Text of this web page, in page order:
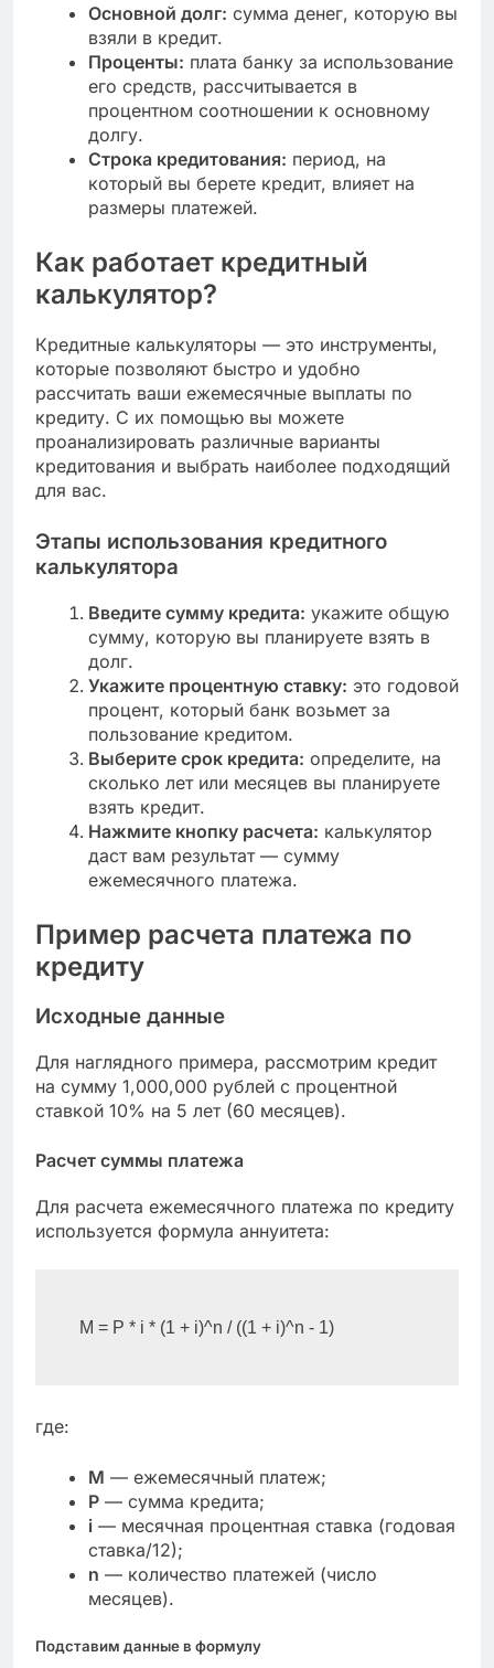
Основной долг: сумма денег, которую вы
взяли в кредит.
Проценты: плата банку за использование
его средств, рассчитывается в
процентном соотношении к основному
долгу.
Строка кредитования: период, на
который вы берете кредит, влияет на
размеры платежей.
Как работает кредитный
калькулятор?
Кредитные калькуляторы — это инструменты,
которые позволяют быстро и удобно
рассчитать ваши ежемесячные выплаты по
кредиту. С их помощью вы можете
проанализировать различные варианты
кредитования и выбрать наиболее подходящий
для вас.
Этапы использования кредитного
калькулятора
Введите сумму кредита: укажите общую
сумму, которую вы планируете взять в
долг.
Укажите процентную ставку: это годовой
процент, который банк возьмет за
пользование кредитом.
Выберите срок кредита: определите, на
сколько лет или месяцев вы планируете
взять кредит.
Нажмите кнопку расчета: калькулятор
даст вам результат — сумму
ежемесячного платежа.
Пример расчета платежа по
кредиту
Исходные данные
Для наглядного примера, рассмотрим кредит
на сумму 1,000,000 рублей с процентной
ставкой 10% на 5 лет (60 месяцев).
Расчет суммы платежа
Для расчета ежемесячного платежа по кредиту
используется формула аннуитета:
где:
M — ежемесячный платеж;
P — сумма кредита;
i — месячная процентная ставка (годовая
ставка/12);
n — количество платежей (число
месяцев).
Подставим данные в формулу